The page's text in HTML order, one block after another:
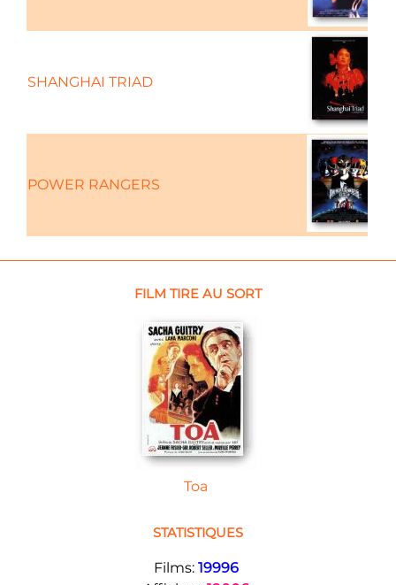
SHANGHAI TRIAD
POWER RANGERS
FILM TIRE AU SORT
Toa
STATISTIQUES
Films: 19996